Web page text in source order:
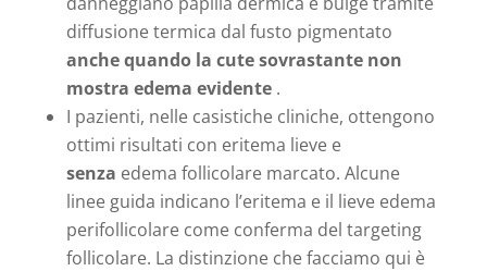
diffusione termica dal fusto pigmentato
anche quando la cute sovrastante non
mostra edema evidente.
I pazienti, nelle casistiche cliniche, ottengono
ottimi risultati con eritema lieve e
senza edema follicolare marcato. Alcune
linee guida indicano l’eritema e il lieve edema
perifollicolare come conferma del targeting
follicolare. La distinzione che facciamo qui è